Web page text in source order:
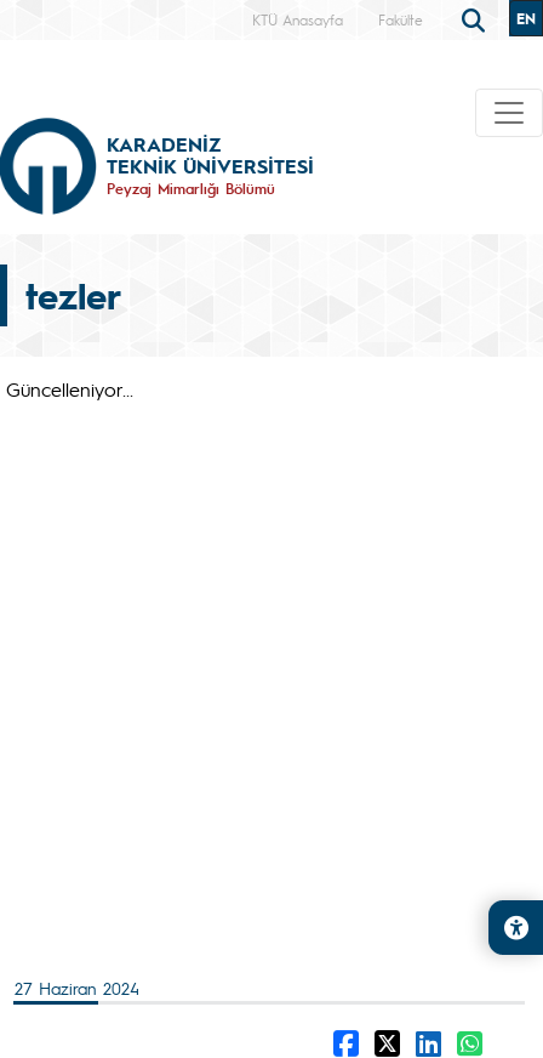
KTÜ Anasayfa Fakülte EN
KARADENİZ
TEKNİK ÜNİVERSİTESİ
Peyzaj Mimarlığı Bölümü
tezler
Güncelleniyor...
27 Haziran 2024